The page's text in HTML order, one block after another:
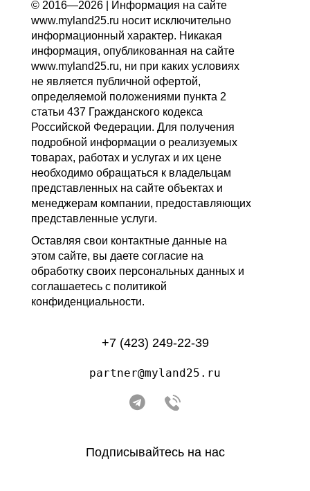
© 2016—2026 | Информация на сайте
www.myland25.ru носит исключительно
информационный характер. Никакая
информация, опубликованная на сайте
www.myland25.ru, ни при каких условиях
не является публичной офертой,
определяемой положениями пункта 2
статьи 437 Гражданского кодекса
Российской Федерации. Для получения
подробной информации о реализуемых
товарах, работах и услугах и их цене
необходимо обращаться к владельцам
представленных на сайте объектах и
менеджерам компании, предоставляющих
представленные услуги.
Оставляя свои контактные данные на
этом сайте, вы даете согласие на
обработку своих персональных данных и
соглашаетесь с политикой
конфиденциальности.
+7 (423) 249-22-39
partner@myland25.ru
Подписывайтесь на нас